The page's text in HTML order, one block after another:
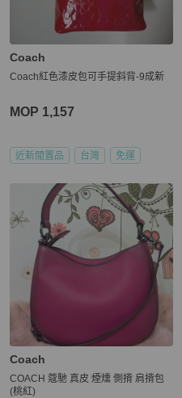
Coach
Coach紅色漆皮包可手提斜背-9成新
MOP 1,157
近新閒置品 台灣 免運
Coach
COACH 蔻馳 真皮 煙燻 側揹 肩揹包
(桃紅)